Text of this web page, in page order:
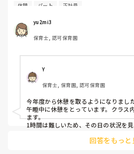
午睡中は見守りながら事務仕事です。
もいます。休憩ですが、事務時間と
休憩 パート 正社員
yu2mi3
保育士, 認可保育園
Y
保育士, 保育園, 認可保育園
今年度から休憩を取るようになりました
午睡中に休憩をとっています。クラス
ます。
1時間は難しいため、その日の状況を
事務をやろうが、外出しようが自由で
回答をもっと